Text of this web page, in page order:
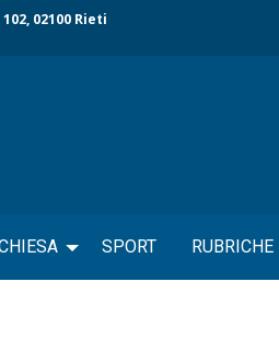
02100 Rieti
SPORT RUBRICHE